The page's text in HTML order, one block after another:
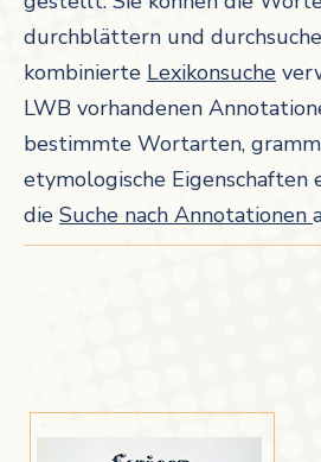
durchblättern und
kombinierte Lexikonsuche
LWB vorhandenen
bestimmte Wortarten,
etymologische Eigenschaften
die Suche nach Annotationen